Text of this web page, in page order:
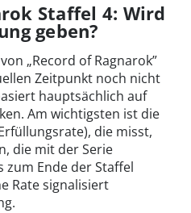
Staffel 4: Wird
geben?
„Record of Ragnarok”
Zeitpunkt noch nicht
hauptsächlich auf
Am wichtigsten ist die
die misst,
die mit der Serie
zum Ende der Staffel
Rate signalisiert